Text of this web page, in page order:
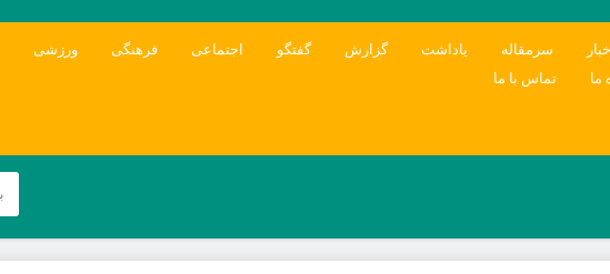
سرمقاله یاداشت گزارش گفتگو اجتماعی فرهنگی ورزشی
ما تماس با ما